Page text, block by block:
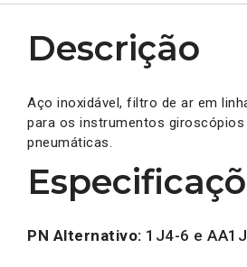
Descrição
Aço inoxidável, filtro de ar em
para os instrumentos giroscópios
pneumáticas.
PN Alternativo: 1J4-6 e